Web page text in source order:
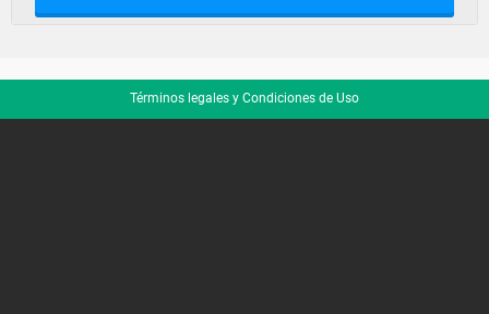
Términos legales y Condiciones de Uso